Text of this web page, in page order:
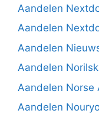
Aandelen
Aandelen
Aandelen
Aandelen
Aandelen Norse
Aandelen